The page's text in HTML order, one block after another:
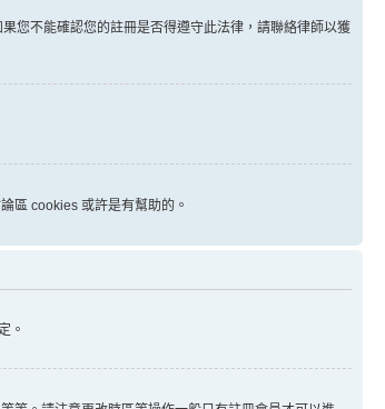
您不能確認您的註冊是否得遵守此法律，請聯絡律師以獲
區 cookies 或許是有幫助的。
。